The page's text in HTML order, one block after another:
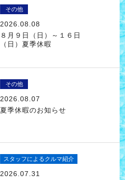
その他
2026.08.08
８月９日（日）～１６日
（日）夏季休暇
その他
2026.08.07
夏季休暇のお知らせ
スタッフによるクルマ紹介
2026.07.31